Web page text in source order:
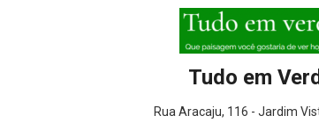
Tudo em
Rua Aracaju, 116 - Jardim